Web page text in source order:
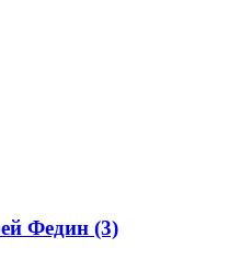
Федин (3)